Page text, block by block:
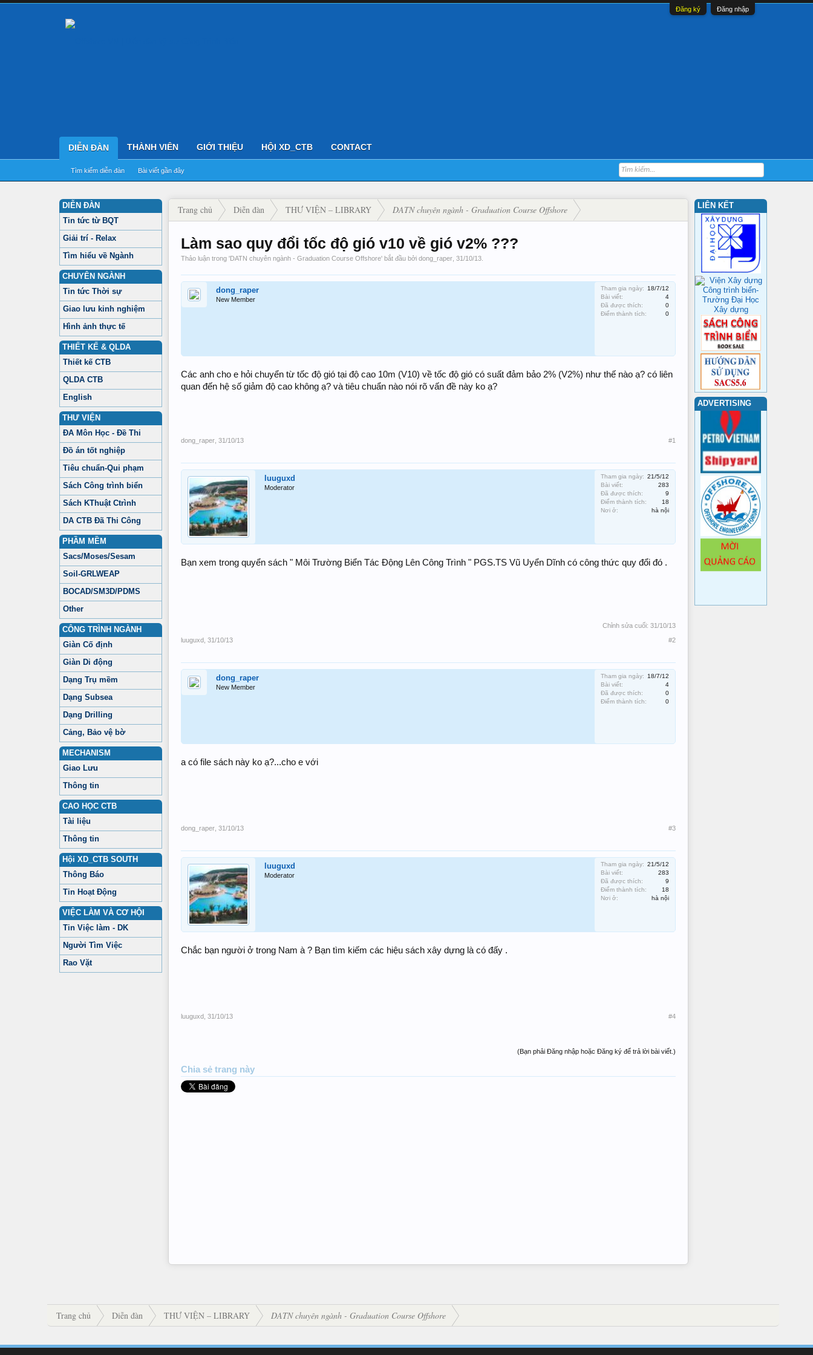
Đăng ký Đăng nhập
DIỄN ĐÀN
Tìm kiếm diễn đàn Bài viết gần đây
THÀNH VIÊN GIỚI THIỆU HỘI XD_CTB CONTACT
DIỄN ĐÀN
Tin tức từ BQT
Giải trí - Relax
Tìm hiểu về Ngành
CHUYÊN NGÀNH
Tin tức Thời sự
Giao lưu kinh nghiệm
Hình ảnh thực tế
THIẾT KẾ & QLDA
Thiết kế CTB
QLDA CTB
English
THƯ VIỆN
ĐA Môn Học - Đề Thi
Đồ án tốt nghiệp
Tiêu chuẩn-Qui phạm
Sách Công trình biển
Sách KThuật Ctrình
DA CTB Đã Thi Công
PHẦM MỀM
Sacs/Moses/Sesam
Soil-GRLWEAP
BOCAD/SM3D/PDMS
Other
CÔNG TRÌNH NGÀNH
Giàn Cố định
Giàn Di động
Dạng Trụ mềm
Dạng Subsea
Dạng Drilling
Cảng, Bảo vệ bờ
MECHANISM
Giao Lưu
Thông tin
CAO HỌC CTB
Tài liệu
Thông tin
Hội XD_CTB SOUTH
Thông Báo
Tin Hoạt Động
VIỆC LÀM VÀ CƠ HỘI
Tin Việc làm - DK
Người Tìm Việc
Rao Vặt
Trang chủ Diễn đàn THƯ VIỆN – LIBRARY DATN chuyên ngành - Graduation Course Offshore
Làm sao quy đổi tốc độ gió v10 về gió v2% ???
Thảo luận trong 'DATN chuyên ngành - Graduation Course Offshore' bắt đầu bởi dong_raper 31/10/13
dong_raper
New Member
Tham gia ngày:
18/7/12
Bài viết:
4
Đã được thích:
0
Điểm thành tích:
0
Các anh cho e hỏi chuyển từ tốc độ gió tại độ cao 10m (V10) về tốc độ gió có suất đảm bảo 2% (V2%) như thế nào ạ? có liên
quan đến hệ số giảm độ cao không ạ? và tiêu chuẩn nào nói rõ vấn đề này ko ạ?
dong_raper 31/10/13 #1
luuguxd
Moderator
Tham gia ngày: 21/5/12
Bài viết:
283
Đã được thích:
9
Điểm thành tích:
18
Nơi ở:
hà nội
Bạn xem trong quyển sách " Môi Trường Biển Tác Động Lên Công Trình " PGS.TS Vũ Uyển Dĩnh có công thức quy đổi đó .
Chỉnh sửa cuối: 31/10/13
luuguxd 31/10/13 #2
dong_raper
New Member
Tham gia ngày:
18/7/12
Bài viết:
4
Đã được thích:
0
Điểm thành tích:
0
a có file sách này ko ạ?...cho e với
dong_raper 31/10/13 #3
luuguxd
Moderator
Tham gia ngày: 21/5/12
Bài viết:
283
Đã được thích:
9
Điểm thành tích:
18
Nơi ở:
hà nội
Chắc bạn người ở trong Nam à ? Bạn tìm kiếm các hiệu sách xây dựng là có đấy .
luuguxd 31/10/13 #4
(Bạn phải Đăng nhập hoặc Đăng ký để trả lời bài viết.)
Chia sẻ trang này
LIÊN KẾT
ADVERTISING
Trang chủ Diễn đàn THƯ VIỆN – LIBRARY DATN chuyên ngành - Graduation Course Offshore